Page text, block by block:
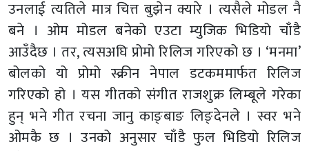
उनलाई त्यतिले मात्र चित्त बुझेन क्यारे । त्यसैले मोडल नै
बने । ओम मोडल बनेको एउटा म्युजिक भिडियो चाँडै
आउँदैछ । तर, त्यसअघि प्रोमो रिलिज गरिएको छ । ‘मनमा’
बोलको यो प्रोमो स्क्रीन नेपाल डटकममार्फत रिलिज
गरिएको हो । यस गीतको संगीत राजशुक्र लिम्बूले गरेका
हुन् भने गीत रचना जानु काङ्बाङ लिङ्देनले । स्वर भने
ओमकै छ । उनको अनुसार चाँडै फुल भिडियो रिलिज